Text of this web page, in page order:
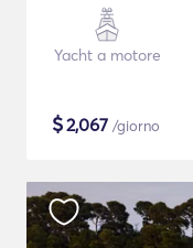
Yacht a motore
$2,067 /giorno